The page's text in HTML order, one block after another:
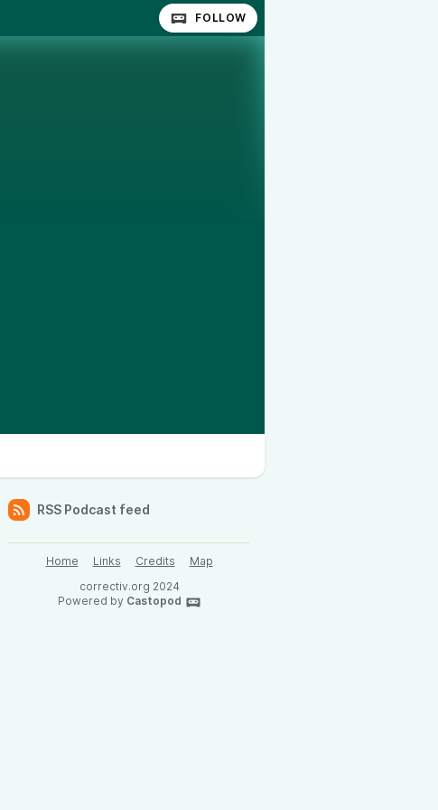
FOLLOW
RSS Podcast feed
Home Links Credits
Map
correctiv.org 2024
Powered by Castopod